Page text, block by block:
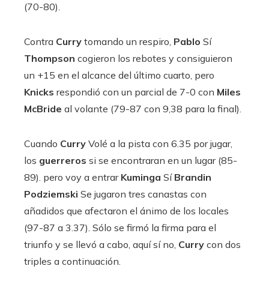
(70-80).
Contra Curry tomando un respiro, Pablo Sí
Thompson cogieron los rebotes y consiguieron
un +15 en el alcance del último cuarto, pero
Knicks respondió con un parcial de 7-0 con Miles
McBride al volante (79-87 con 9,38 para la final).
Cuando Curry Volé a la pista con 6.35 por jugar,
los guerreros si se encontraran en un lugar (85-
89). pero voy a entrar Kuminga Sí Brandin
Podziemski Se jugaron tres canastas con
añadidos que afectaron el ánimo de los locales
(97-87 a 3.37). Sólo se firmó la firma para el
triunfo y se llevó a cabo, aquí sí no, Curry con dos
triples a continuación.